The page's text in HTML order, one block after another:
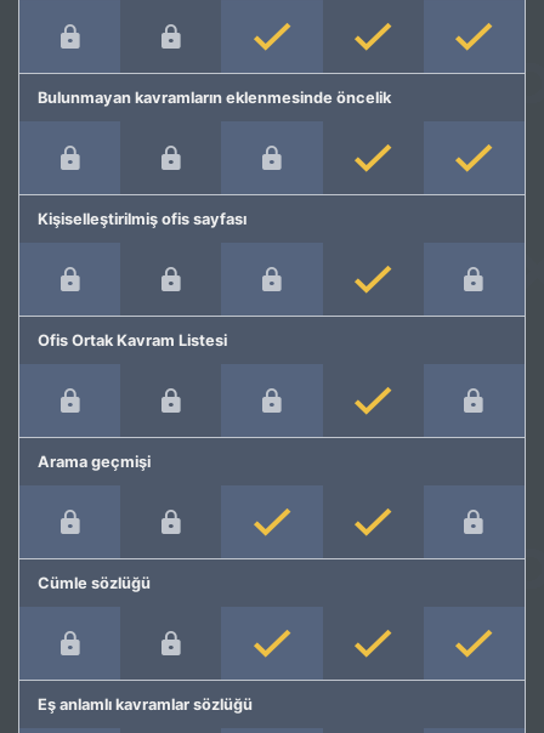
Bulunmayan kavramların eklenmesinde öncelik
Kişiselleştirilmiş ofis sayfası
Ofis Ortak Kavram Listesi
Arama geçmişi
Cümle sözlüğü
Eş anlamlı kavramlar sözlüğü